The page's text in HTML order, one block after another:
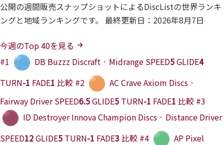
公開の週間販売スナップショットによるDiscListの世界ランキ
ングと地域ランキングです。 最終更新日：2026年8月7日
今週のTop 40を見る
#1
DB Buzzz Discraft · Midrange SPEED5GLIDE4
TURN-1 FADE1 比較 #2 ACCraveAxiom Discs ·
Fairway Driver SPEED6.5GLIDE5 TURN-1 FADE1 比較 #3
ID Destroyer Innova Champion Discs · Distance Driver
SPEED12GLIDE5 TURN-1 FADE3 比較 #4 AP Pixel